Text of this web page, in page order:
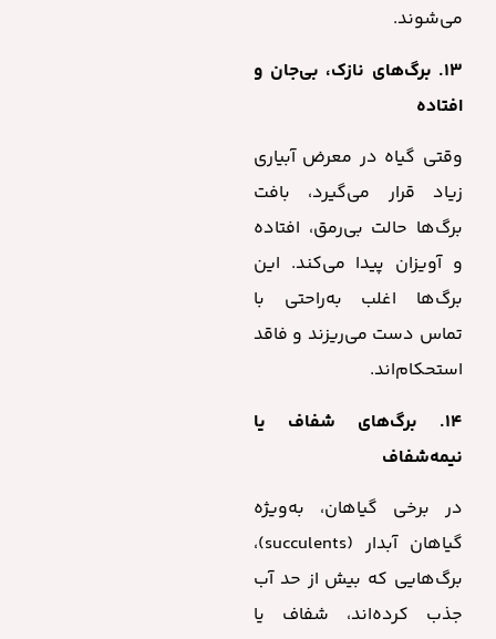
می‌شوند.
۱۳. برگ‌های نازک، بی‌جان و
افتاده
وقتی گیاه در معرض آبیاری
زیاد قرار می‌گیرد، بافت
برگ‌ها حالت بی‌رمق، افتاده
و آویزان پیدا می‌کند. این
برگ‌ها اغلب به‌راحتی با
تماس دست می‌ریزند و فاقد
استحکام‌اند.
۱۴. برگ‌های شفاف یا
نیمه‌شفاف
در برخی گیاهان، به‌ویژه
گیاهان آبدار (succulents)،
برگ‌هایی که بیش از حد آب
جذب کرده‌اند، شفاف یا